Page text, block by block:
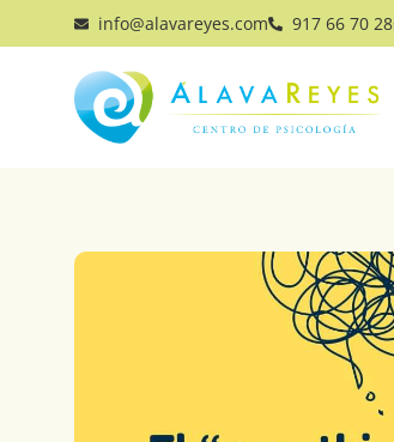
info@alavareyes.com 917 66 70 28